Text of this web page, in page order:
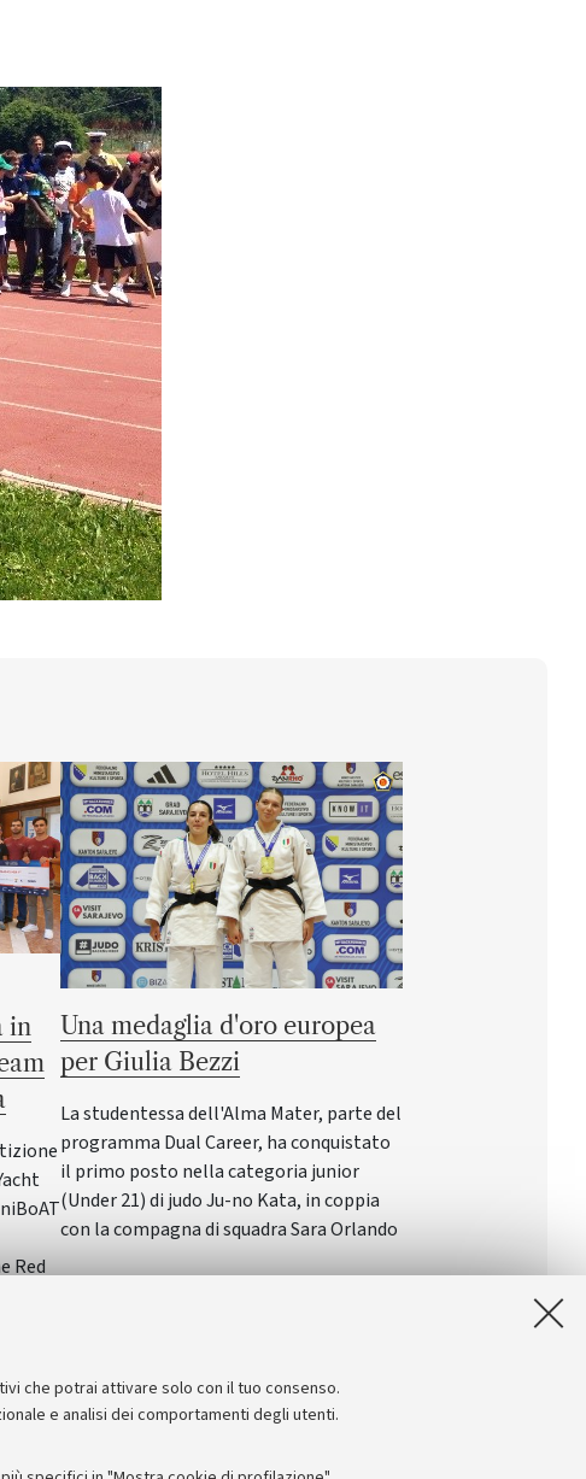
che potrai attivare solo con il tuo consenso.
e analisi dei comportamenti degli utenti.
in
Red
Una medaglia d'oro europea
per Giulia Bezzi
La studentessa dell'Alma Mater, parte del
programma Dual Career, ha conquistato
il primo posto nella categoria junior
(Under 21) di judo Ju-no Kata, in coppia
con la compagna di squadra Sara Orlando